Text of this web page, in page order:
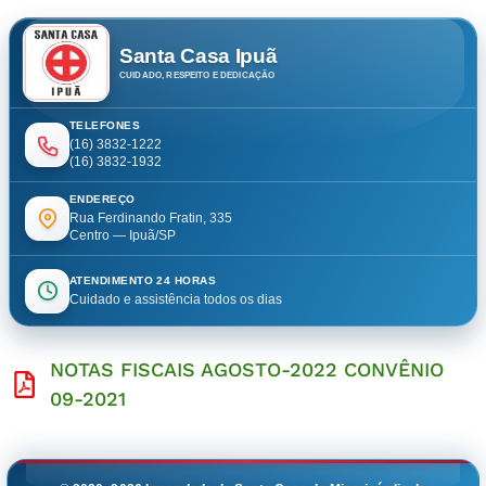
Santa Casa Ipuã
CUIDADO, RESPEITO E DEDICAÇÃO
TELEFONES
(16) 3832-1222
(16) 3832-1932
ENDEREÇO
Rua Ferdinando Fratin, 335
Centro — Ipuã/SP
ATENDIMENTO 24 HORAS
Cuidado e assistência todos os dias
NOTAS FISCAIS AGOSTO-2022 CONVÊNIO
09-2021